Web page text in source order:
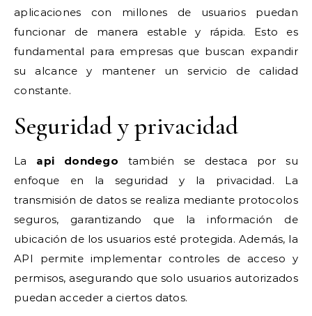
aplicaciones con millones de usuarios puedan
funcionar de manera estable y rápida. Esto es
fundamental para empresas que buscan expandir
su alcance y mantener un servicio de calidad
constante.
Seguridad y privacidad
La api dondego también se destaca por su
enfoque en la seguridad y la privacidad. La
transmisión de datos se realiza mediante protocolos
seguros, garantizando que la información de
ubicación de los usuarios esté protegida. Además, la
API permite implementar controles de acceso y
permisos, asegurando que solo usuarios autorizados
puedan acceder a ciertos datos.